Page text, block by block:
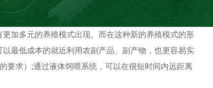
加多元的养殖模式出现。而在这种新的养殖模式的形
最低成本的就近利用农副产品、副产物，也更容易实
要求）;通过液体饲喂系统，可以在很短时间内远距离